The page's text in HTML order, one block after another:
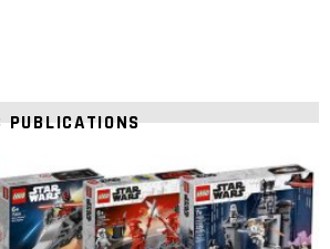
PUBLICATIONS